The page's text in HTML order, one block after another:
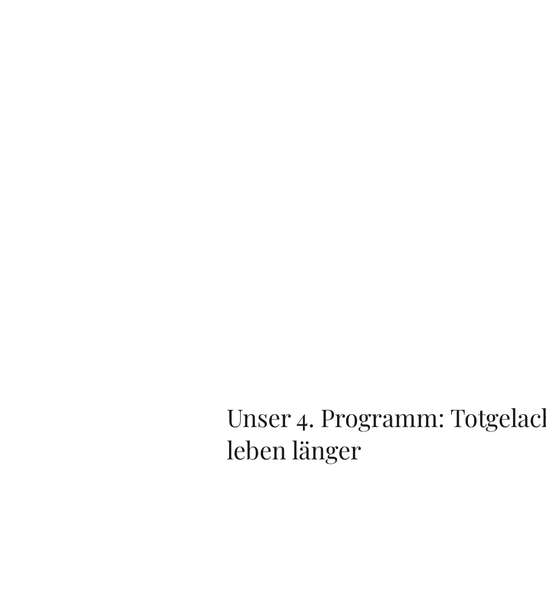
Unser 4. Programm:
leben länger